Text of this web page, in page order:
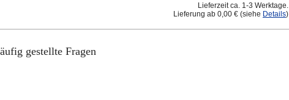
Lieferzeit ca. 1-3 Werktage.
Lieferung ab 0,00 € (siehe Details)
gestellte Fragen